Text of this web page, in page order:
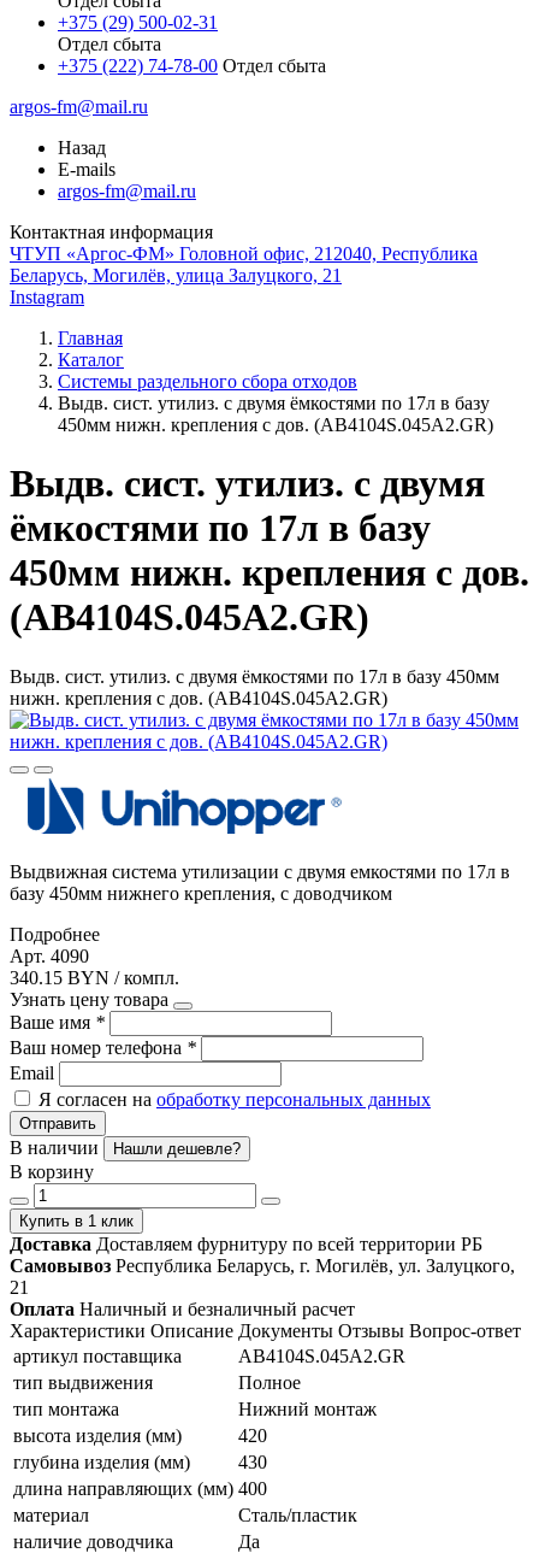
+375 (29) 500-02-31
Отдел сбыта
+375 (222) 74-78-00 Отдел сбыта
argos-fm@mail.ru
Назад
E-mails
argos-fm@mail.ru
Контактная информация
ЧТУП «Аргос-ФМ» Головной офис, 212040, Республика
Беларусь, Могилёв, улица Залуцкого, 21
Instagram
Главная
Каталог
Системы раздельного сбора отходов
Выдв. сист. утилиз. с двумя ёмкостями по 17л в базу
450мм нижн. крепления с дов. (AB4104S.045A2.GR)
Выдв. сист. утилиз. с двумя
ёмкостями по 17л в базу
450мм нижн. крепления с дов.
(AB4104S.045A2.GR)
Выдв. сист. утилиз. с двумя ёмкостями по 17л в базу 450мм
нижн. крепления с дов. (AB4104S.045A2.GR)
Выдвижная система утилизации с двумя емкостями по 17л в
базу 450мм нижнего крепления, с доводчиком
Подробнее
Арт. 4090
340.15 BYN / компл.
Узнать цену товара
Ваше имя *
Ваш номер телефона *
Email
Я согласен на обработку персональных данных
Отправить
В наличии Нашли дешевле?
В корзину
Купить в 1 клик
Доставка Доставляем фурнитуру по всей территории РБ
Самовывоз Республика Беларусь, г. Могилёв, ул. Залуцкого,
21
Оплата Наличный и безналичный расчет
Характеристики Описание Документы Отзывы Вопрос-ответ
артикул поставщика
AB4104S.045A2.GR
тип выдвижения
Полное
тип монтажа
Нижний монтаж
высота изделия (мм)
420
глубина изделия (мм)
430
длина направляющих (мм) 400
материал
Сталь/пластик
наличие доводчика
Да